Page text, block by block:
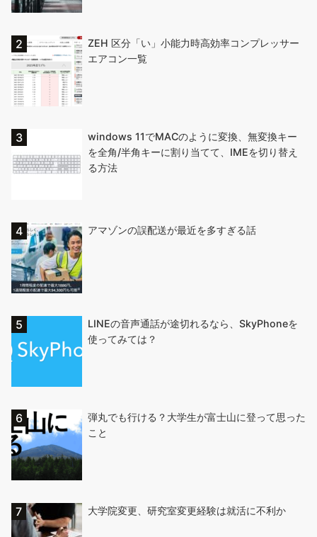
ZEH 区分「い」小能力時高効率コンプレッサー
エアコン一覧
windows 11でMACのように変換、無変換キー
を全角/半角キーに割り当てて、IMEを切り替え
る方法
アマゾンの誤配送が最近を多すぎる話
LINEの音声通話が途切れるなら、SkyPhoneを
使ってみては？
弾丸でも行ける？大学生が富士山に登って思った
こと
大学院変更、研究室変更経験は就活に不利か